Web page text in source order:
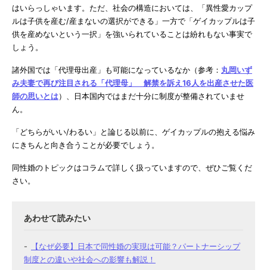
はいらっしゃいます。ただ、社会の構造においては、「異性愛カップ
ルは子供を産む/産まないの選択ができる」一方で「ゲイカップルは子
供を産めないという一択」を強いられていることは紛れもない事実で
しょう。
諸外国では「代理母出産」も可能になっているなか（参考： 丸岡いず
み夫妻で再び注目される「代理母」 解禁を訴え16人を出産させた医
師の思いとは）、日本国内ではまだ十分に制度が整備されていませ
ん。
「どちらがいい/わるい」と論じる以前に、ゲイカップルの抱える悩み
にきちんと向き合うことが必要でしょう。
同性婚のトピックはコラムで詳しく扱っていますので、ぜひご覧くだ
さい。
【なぜ必要】日本で同性婚の実現は可能？パートナーシップ
制度との違いや社会への影響も解説！